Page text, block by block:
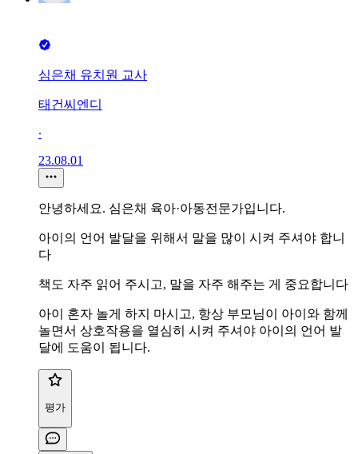
심은채 유치원 교사
태건씨엔디
∙
23.08.01
안녕하세요. 심은채 육아·아동전문가입니다.
아이의 언어 발달을 위해서 말을 많이 시켜 주셔야 합니
다
책도 자주 읽어 주시고, 말을 자주 해주는 게 중요합니다
아이 혼자 놀게 하지 마시고, 항상 부모님이 아이와 함께
놀면서 상호작용을 열심히 시켜 주셔야 아이의 언어 발
달에 도움이 됩니다.
평가